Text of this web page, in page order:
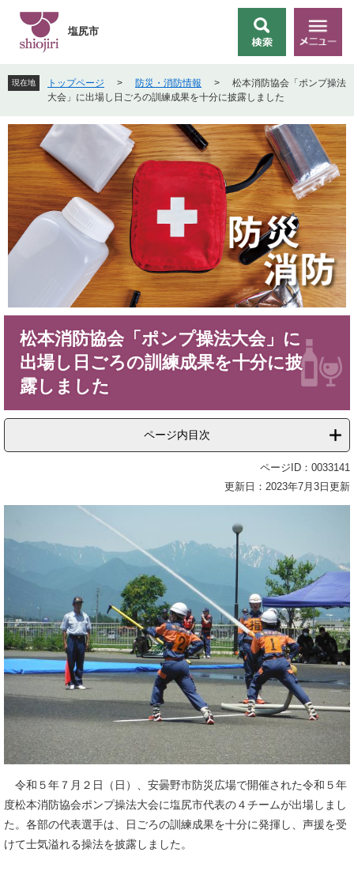
先
頭
す
。
を
飛
し
て
本
文
へ
索
メ
ニ
ー
塩尻市
現在地 トップページ > 防災・消防情報 >
松本消防協会「ポンプ操法
大会」に出場し日ごろの訓練成果を十分に披露しました
松本消防協会「ポンプ操法大会」に
出場し日ごろの訓練成果を十分に披
露しました
ページ内目次
ページID：0033141
更新日：2023年7月3日更新
令和５年７月２日（日）、安曇野市防災広場で開催された令和５年
度松本消防協会ポンプ操法大会に塩尻市代表の４チームが出場しまし
た。各部の代表選手は、日ごろの訓練成果を十分に発揮し、声援を受
けて士気溢れる操法を披露しました。